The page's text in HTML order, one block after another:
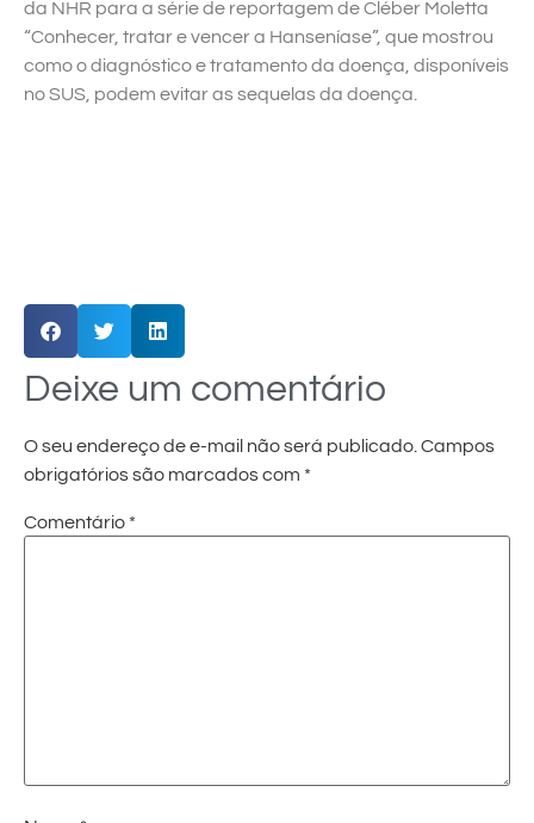
da NHR para a série de reportagem de Cléber Moletta
“Conhecer, tratar e vencer a Hanseníase”, que mostrou
como o diagnóstico e tratamento da doença, disponíveis
no SUS, podem evitar as sequelas da doença.
Deixe um comentário
O seu endereço de e-mail não será publicado.Campos
obrigatórios são marcados com *
Comentário *